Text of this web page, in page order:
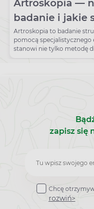
Artroskopia —
badanie i jakie
Przygotowanie,
możliwości
Artroskopia to badanie
pomocą specjalistycznego
stanowi nie tylko metodę
również operacyjną,
zapisz się
Zapisz
do
Chcę
rozwiń>